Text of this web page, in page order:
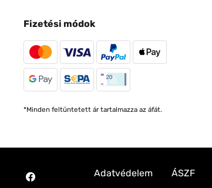
Fizetési módok
*Minden feltüntetett ár tartalmazza az áfát.
Adatvédelem ÁSZF